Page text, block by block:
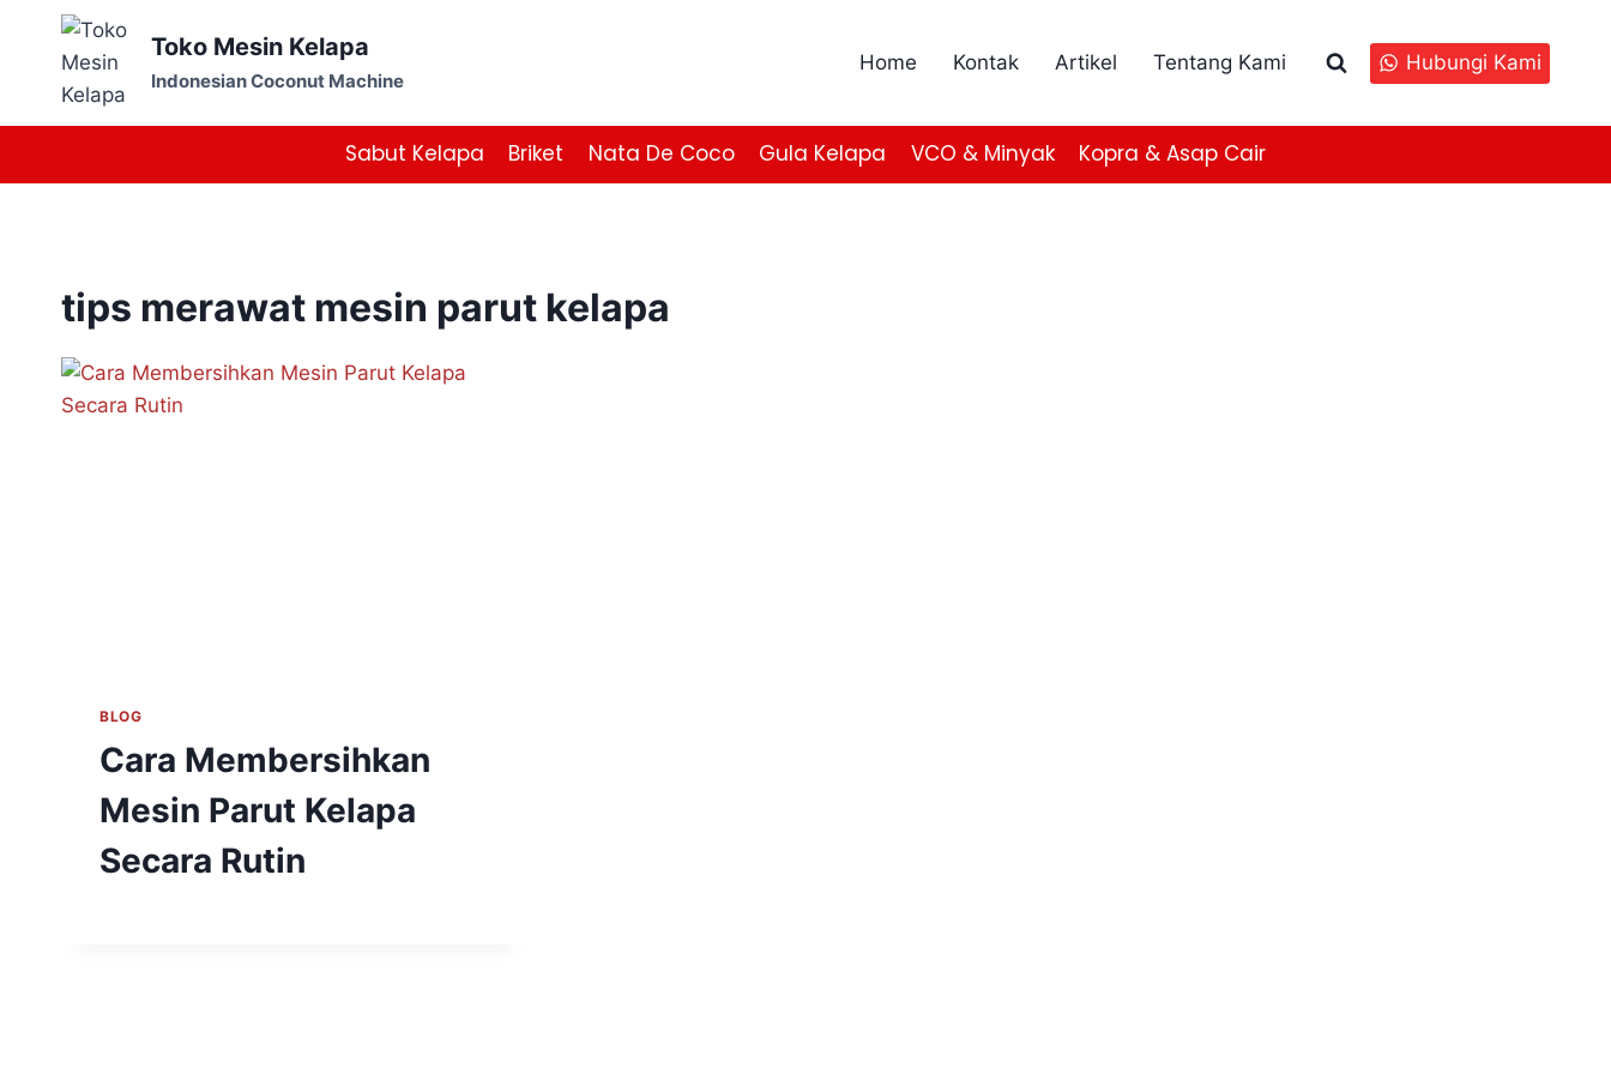
Toko Mesin Kelapa
Indonesian Coconut Machine
Home Kontak Artikel Tentang Kami Hubungi Kami
Sabut Kelapa Briket Nata De Coco Gula Kelapa VCO & Minyak Kopra & Asap Cair
tips merawat mesin parut kelapa
BLOG
Cara Membersihkan
Mesin Parut Kelapa
Secara Rutin